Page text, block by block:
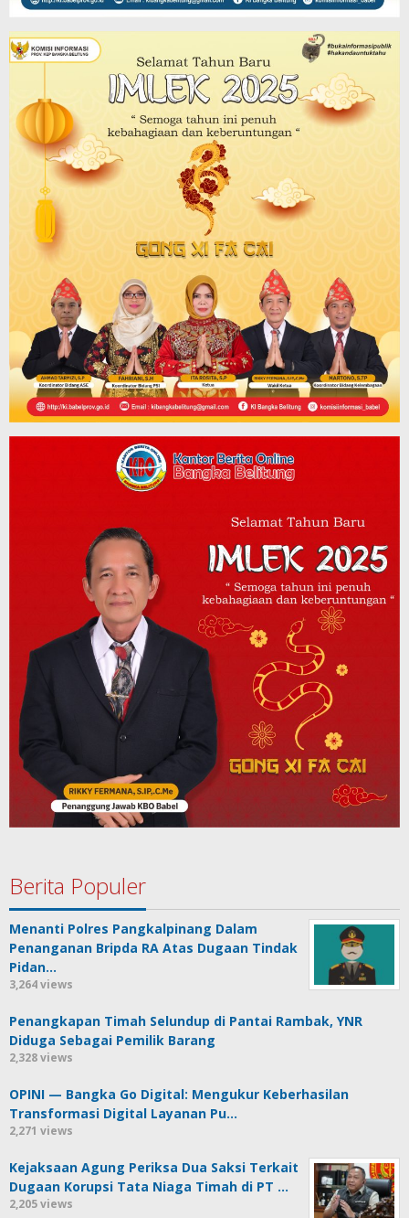
Berita Populer
Menanti Polres Pangkalpinang Dalam
Penanganan Bripda RA Atas Dugaan Tindak
Pidan…
3,264 views
Penangkapan Timah Selundup di Pantai Rambak, YNR
Diduga Sebagai Pemilik Barang
2,328 views
OPINI — Bangka Go Digital: Mengukur Keberhasilan
Transformasi Digital Layanan Pu…
2,271 views
Kejaksaan Agung Periksa Dua Saksi Terkait
Dugaan Korupsi Tata Niaga Timah di PT …
2,205 views